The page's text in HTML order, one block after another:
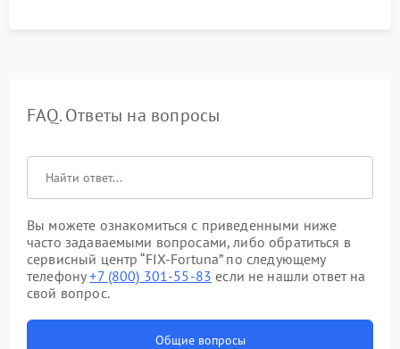
FAQ. Ответы на вопросы
Вы можете ознакомиться с приведенными ниже
часто задаваемыми вопросами, либо обратиться в
сервисный центр “FIX-Fortuna” по следующему
телефону+7 (800) 301-55-83 если не нашли ответ на
свой вопрос.
Общие вопросы